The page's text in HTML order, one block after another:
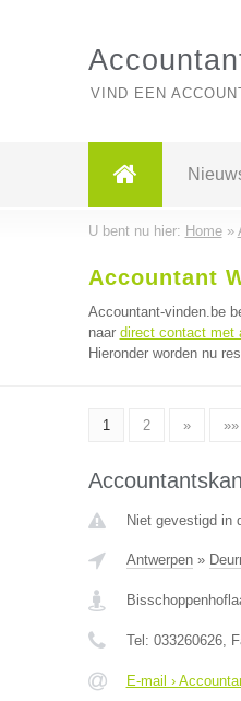
VIND EEN
U bent nu hier: Home»
Accountant
Accountant-vinden.be
naar direct contact met
Hieronder worden nu
1 2 » »»
Niet gevestigd in
Antwerpen»
Tel: 033260626,
E-mail ›